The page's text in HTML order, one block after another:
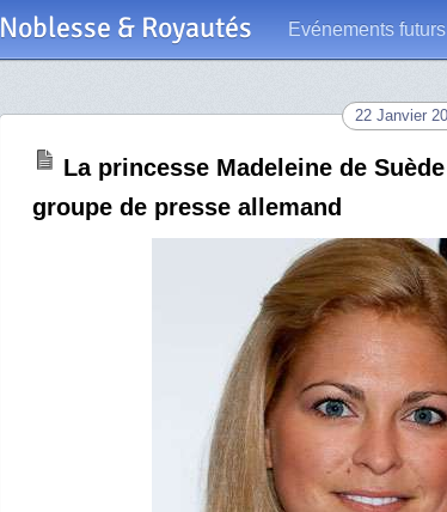
Noblesse & Royautés Evénements futurs
22 Janvier
La princesse Madeleine de
groupe de presse allemand